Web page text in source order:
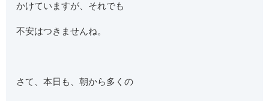
かけていますが、それでも
不安はつきませんね。
さて、本日も、朝から多くの